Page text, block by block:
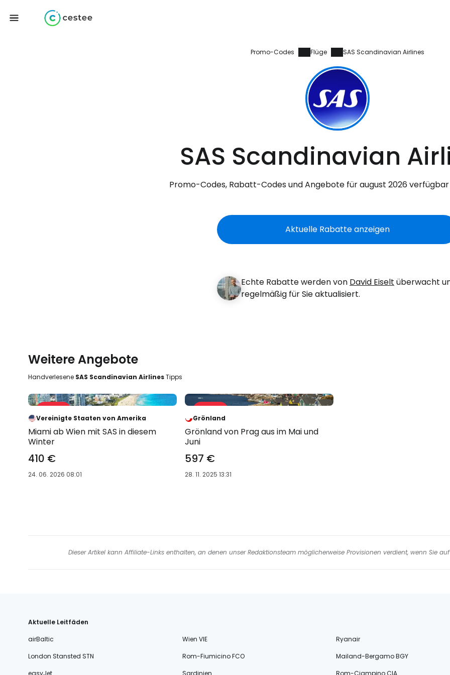
Promo-Codes Flüge SAS Scandinavian Airlines
SAS Scandinavian
Promo-Codes, Rabatt-Codes und Angebote für august 2026
Aktuelle Rabatte anzeigen
Echte Rabatte werden von David Eiselt überwacht
regelmäßig für Sie aktualisiert.
Weitere Angebote
Handverlesene SAS Scandinavian AirlinesTipps
Angebote 34 %
Vereinigte Staaten von Amerika
Miami ab Wien mit SAS in diesem
Winter
410 €
24. 06. 2026 08:01
Angebote 40 %
Grönland
Grönland von Prag aus im Mai und
Juni
597 €
28. 11. 2025 13:31
Dieser Artikel kann Affiliate-Links enthalten, an denen unser Redaktionsteam möglicherweise Provisionen verdient, wenn Sie
Aktuelle Leitfäden
airBaltic
Wien VIE
Ryanair
London Stansted STN
Rom-Fiumicino FCO
Mailand-Bergamo BGY
easyJet
Sardinien Rom-Ciampino CIA
Anmeldung